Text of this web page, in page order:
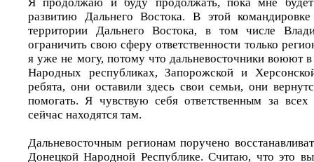
развитию Дальнего Востока. В этой
территории Дальнего Востока, в том числе
ограничить свою сферу ответственности только
я уже не могу, потому что дальневосточники воюют
Народных республиках, Запорожской и
ребята, они оставили здесь свои семьи, они
помогать. Я чувствую себя ответственным за
сейчас находятся там.
Дальневосточным регионам поручено
Донецкой Народной Республике. Считаю, что это